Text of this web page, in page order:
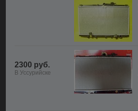
2300 руб.
В Уссурийске